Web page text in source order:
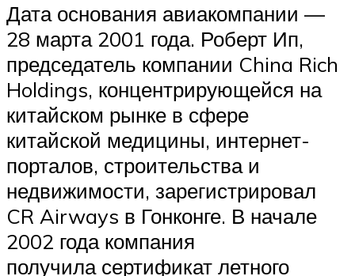
Дата основания авиакомпании —
28 марта 2001 года. Роберт Ип,
председатель компании China Rich
Holdings, концентрирующейся на
китайском рынке в сфере
китайской медицины, интернет-
порталов, строительства и
недвижимости, зарегистрировал
CR Airways в Гонконге. В начале
2002 года компания
получила сертификат летного